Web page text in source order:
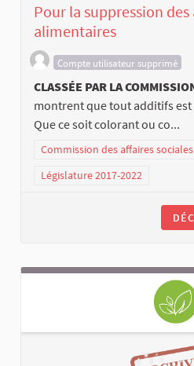
Pour la suppression
alimentaires
Compte utilisateur supprimé
CLASSÉE PAR LA
montrent que tout additifs
Que ce soit colorant ou co...
Commission des affaires sociales
Législature 2017-2022